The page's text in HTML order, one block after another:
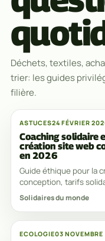
Déchets, textiles,
trier: les guides
filière.
ASTUCES24 FÉVRIER
Coaching solidaire
création site web
en 2026
Guide éthique pour la
conception, tarifs
responsables.
Solidaires du monde
ECOLOGIE03